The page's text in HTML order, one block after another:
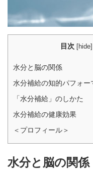
目次 [hide]
水分と脳の関係
水分補給の知的パフォー
「水分補給」のしかた
水分補給の健康効果
＜プロフィール＞
水分と脳の関係